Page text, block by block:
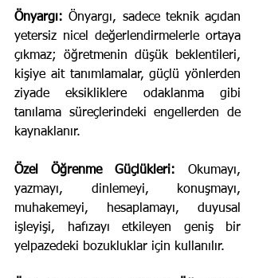
Önyargı: Önyargı, sadece teknik açıdan
yetersiz nicel değerlendirmelerle ortaya
çıkmaz; öğretmenin düşük beklentileri,
kişiye ait tanımlamalar, güçlü yönlerden
ziyade eksikliklere odaklanma gibi
tanılama süreçlerindeki engellerden de
kaynaklanır.
Özel Öğrenme Güçlükleri: Okumayı,
yazmayı, dinlemeyi, konuşmayı,
muhakemeyi, hesaplamayı, duyusal
işleyişi, hafızayı etkileyen geniş bir
yelpazedeki bozukluklar için kullanılır.